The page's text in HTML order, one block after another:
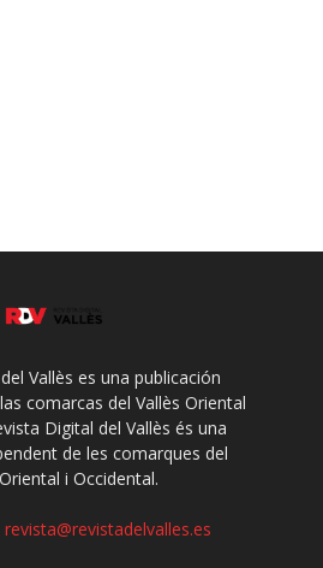
Vallès es una publicación
comarcas del Vallès Oriental
Digital del Vallès és una
de les comarques del
i Occidental.
revista@revistadelvalles.es